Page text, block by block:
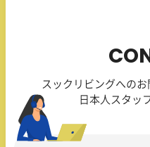
スックリビングへのお
日本人スタッ